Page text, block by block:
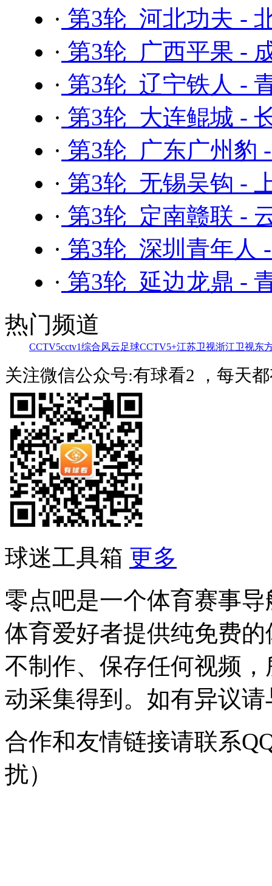
· 第3轮 河北功夫 -
· 第3轮 广西平果 -
· 第3轮 辽宁铁人 -
· 第3轮 大连鲲城 -
· 第3轮 广东广州豹
· 第3轮 无锡吴钩 -
· 第3轮 定南赣联 -
· 第3轮 深圳青年人
· 第3轮 延边龙鼎 -
热门频道
CCTV5cctv1综合风云足球CCTV5+江苏卫视浙江卫视东
关注微信公众号:有球看2 ，每天
球迷工具箱 更多
零点吧是一个体育赛事
体育爱好者提供纯免费
不制作、保存任何视频
动采集得到。如有异议
合作和友情链接请联系
扰）